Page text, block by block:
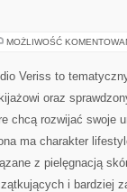
MOŻLIWOŚĆ
Veriss to
oraz
chcą rozwijać swoje
ma charakter
z pielęgnacją
i bardziej